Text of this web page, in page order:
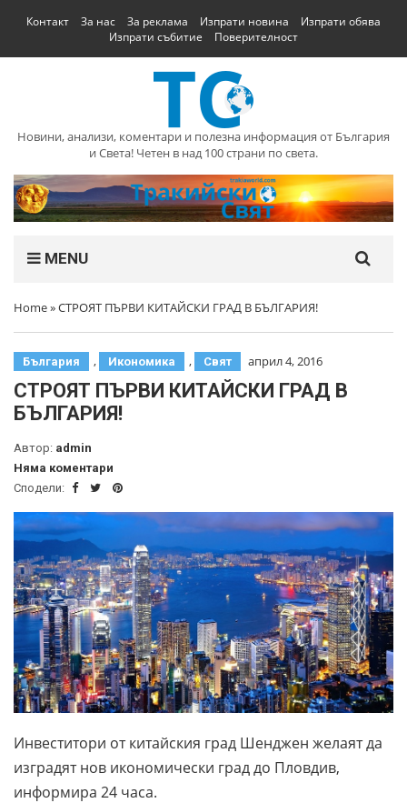
Контакт За нас За реклама Изпрати новина
Изпрати обява
Изпрати събитие
Поверителност
Новини, анализи, коментари и полезна информация от България
и Света! Четен в над 100 страни по света.
MENU
Home»СТРОЯТ ПЪРВИ КИТАЙСКИ ГРАД В БЪЛГАРИЯ!
България , Икономика , Свят април 4, 2016
СТРОЯТ ПЪРВИ КИТАЙСКИ ГРАД В
БЪЛГАРИЯ!
Автор: admin
Няма коментари
Сподели:
Инвеститори от китайския град Шенджен желаят да
изградят нов икономически град до Пловдив,
информира 24 часа.